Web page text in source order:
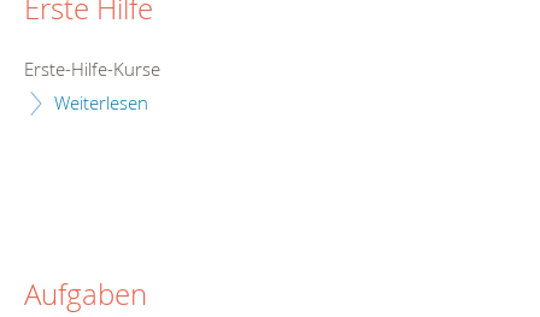
Erste Hilfe
Erste-Hilfe-Kurse
Weiterlesen
Aufgaben